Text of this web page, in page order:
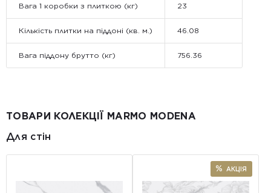
Вага 1 коробки з плиткою (кг) 23
Кількість плитки на піддоні (кв. м.) 46.08
Вага піддону брутто (кг) 756.36
ТОВАРИ КОЛЕКЦІЇ MARMO MODENA
Для стін
АКЦІЯ